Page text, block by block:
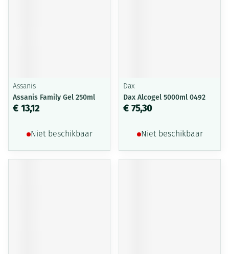
Assanis
Assanis Family Gel 250ml
€ 13,12
Niet beschikbaar
Dax
Dax Alcogel 5000ml 0492
€ 75,30
Niet beschikbaar